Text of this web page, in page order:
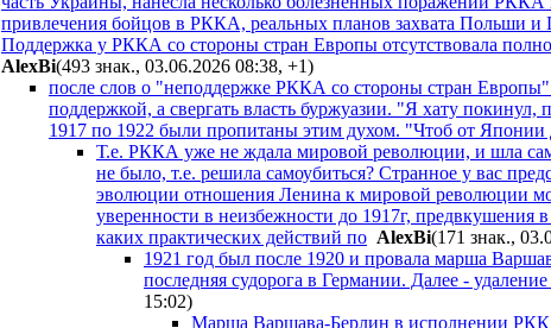
привлечения бойцов в РККА, реальных планов захвата Польши
Поддержка у РККА со стороны стран Европы отсутствовала
AlexBi(493 знак., 03.06.2026 08:38, +1)
после слов о "неподдержке РККА со стороны стран Европы"
поддержкой, а свергать власть буржуазии. "Я хату
1917 по 1922 были пропитаны этим духом. "Чтоб от
Т.е. РККА уже не ждала мировой революции, и шла
не было, т.е. решила самоубиться? Странное у вас
эволюции отношения Ленина к мировой революции
уверенности в неизбежности до 1917г, предвкушения
каких практических действий по AlexBi(171 знак.,
1921 год был после 1920 и провала марша
последняя судорога в Германии. Далее -
15:02)
Марша Варшава-Берлин в исполнении